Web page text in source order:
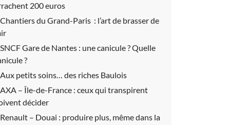
200 euros
Chantiers du Grand-Paris : l’art de brasser de
SNCF Gare de Nantes : une canicule ? Quelle
?
Aux petits soins… des riches Baulois
AXA – Île-de-France : ceux qui transpirent
décider
Renault – Douai : produire plus, même dans la